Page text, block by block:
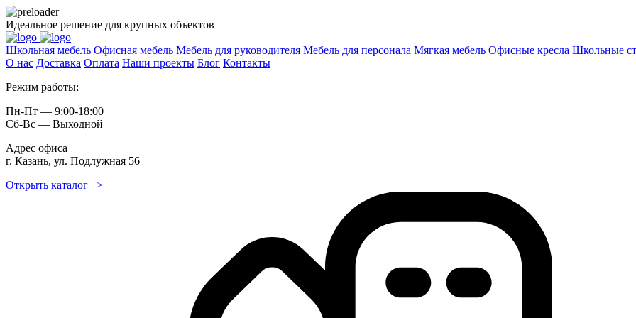
Идеальное решение для крупных объектов
Школьная мебель Офисная мебель Мебель для руководителя Мебель для персонала Мягкая мебель Офисные кресла Школьные
О нас Доставка Оплата Наши проекты Блог Контакты
Режим работы:
Пн-Пт — 9:00-18:00
Сб-Вс — Выходной
Адрес офиса
г. Казань, ул. Подлужная 56
Открыть каталог >